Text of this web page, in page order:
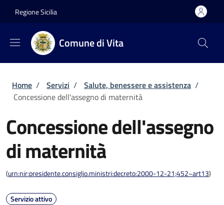
Regione Sicilia
Comune di Vita
Briciole di pane
Home / Servizi / Salute, benessere e assistenza /
Concessione dell'assegno di maternità
Concessione dell'assegno
di maternità
(urn:nir:presidente.consiglio.ministri:decreto:2000-12-21;452~art13)
Servizio attivo